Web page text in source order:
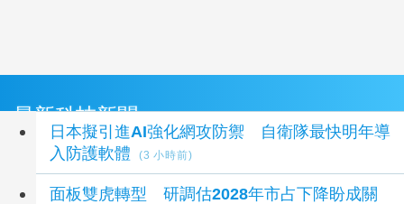
最新科技新聞
日本擬引進AI強化網攻防禦 自衛隊最快明年導
入防護軟體
(3 小時前)
面板雙虎轉型 研調估2028年市占下降盼成關